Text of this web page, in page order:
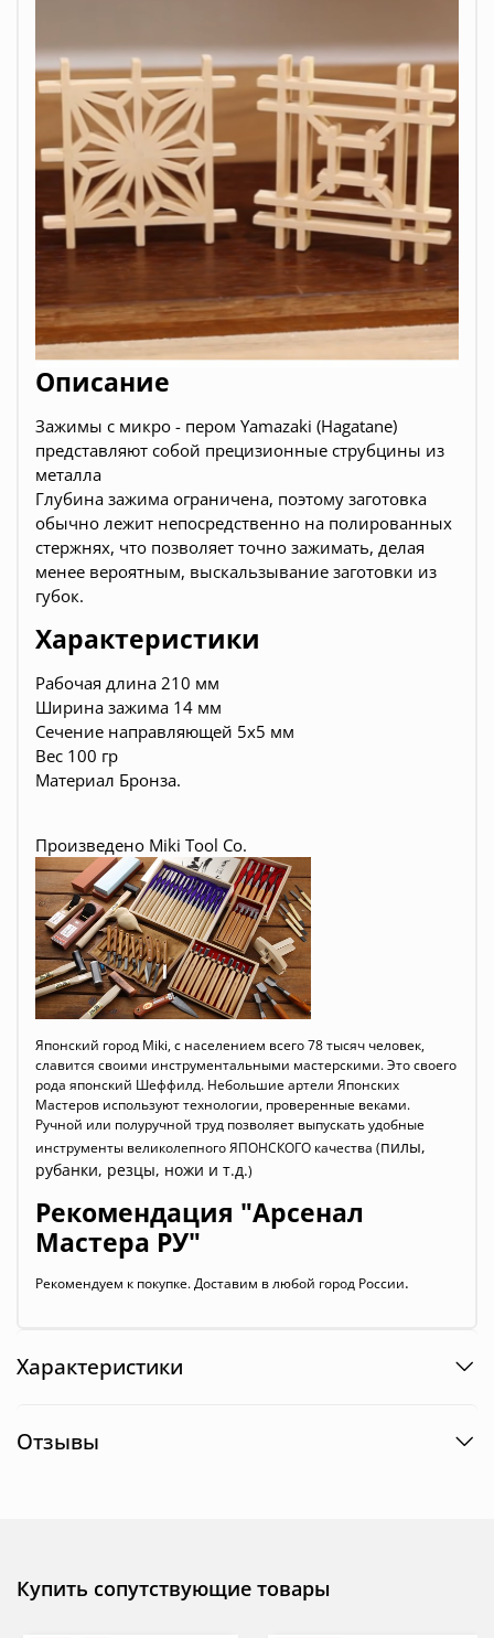
Описание
Зажимы с микро - пером Yamazaki (Hagatane)
представляют собой прецизионные струбцины из
металла
Глубина зажима ограничена, поэтому заготовка
обычно лежит непосредственно на полированных
стержнях, что позволяет точно зажимать, делая
менее вероятным, выскальзывание заготовки из
губок.
Характеристики
Рабочая длина 210 мм
Ширина зажима 14 мм
Сечение направляющей 5х5 мм
Вес 100 гр
Материал Бронза.
Произведено Miki Tool Co.
Японский город Miki, с населением всего 78 тысяч человек,
славится своими инструментальными мастерскими. Это своего
рода японский Шеффилд. Небольшие артели Японских
Мастеров используют технологии, проверенные веками.
Ручной или полуручной труд позволяет выпускать удобные
инструменты великолепного ЯПОНСКОГО качества (пилы,
рубанки, резцы, ножи и т.д.)
Рекомендация "Арсенал
Мастера РУ"
Рекомендуем к покупке. Доставим в любой город России.
Характеристики
Отзывы
Купить сопутствующие товары